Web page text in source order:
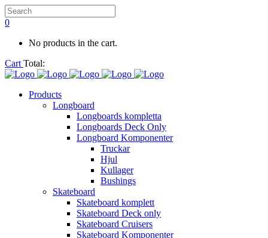
0
No products in the cart.
Cart Total:
Products
Longboard
Longboards kompletta
Longboards Deck Only
Longboard Komponenter
Truckar
Hjul
Kullager
Bushings
Skateboard
Skateboard komplett
Skateboard Deck only
Skateboard Cruisers
Skateboard Komponenter